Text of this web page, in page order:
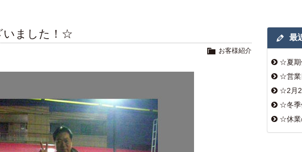
いました！☆
お客様紹介
最
☆夏期
☆営業
☆2月
☆冬季
☆休業